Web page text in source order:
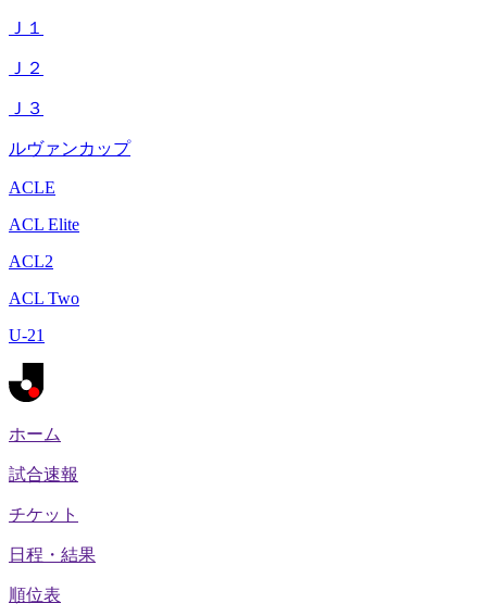
Ｊ１
Ｊ２
Ｊ３
ルヴァンカップ
ACLE
ACL Elite
ACL2
ACL Two
U-21
ホーム
試合速報
チケット
日程・結果
順位表